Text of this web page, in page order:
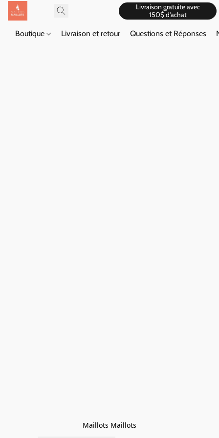
Livraison gratuite avec
150$ d'achat
Boutique Livraison et retour Questions et Réponses
Maillots Maillots